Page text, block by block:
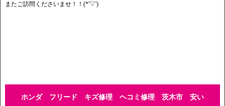
またご訪問くださいませ！！(*'▽')
ホンダ フリード キズ修理 ヘコミ修理 茨木市 安い